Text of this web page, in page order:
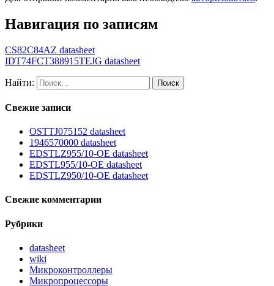
Навигация по записям
CS82C84AZ datasheet
IDT74FCT388915TEJG datasheet
Найти:
Свежие записи
OSTTJ075152 datasheet
1946570000 datasheet
EDSTLZ955/10-OE datasheet
EDSTL955/10-OE datasheet
EDSTLZ950/10-OE datasheet
Свежие комментарии
Рубрики
datasheet
wiki
Микроконтроллеры
Микропроцессоры